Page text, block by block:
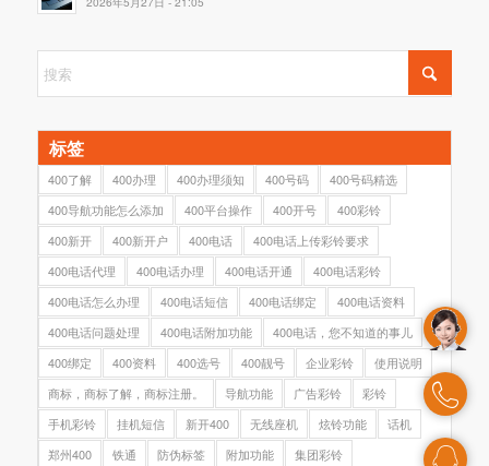
标签
400了解 400办理 400办理须知 400号码
400号码精选
400导航功能怎么添加
400平台操作 400开号
400彩铃
400新开
400新开户 400电话
400电话上传彩铃要求
400电话代理
400电话办理 400电话开通
400电话彩铃
400电话怎么办理
400电话短信 400电话绑定
400电话资料
400电话问题处理
400电话附加功能
400电话，您不知道的事儿
400绑定
400资料 400选号 400靓号 企业彩铃
使用说明
商标，商标了解，商标注册。
导航功能 广告彩铃
彩铃
手机彩铃
挂机短信 新开400 无线座机 炫铃功能
话机
郑州400
铁通 防伪标签 附加功能 集团彩铃